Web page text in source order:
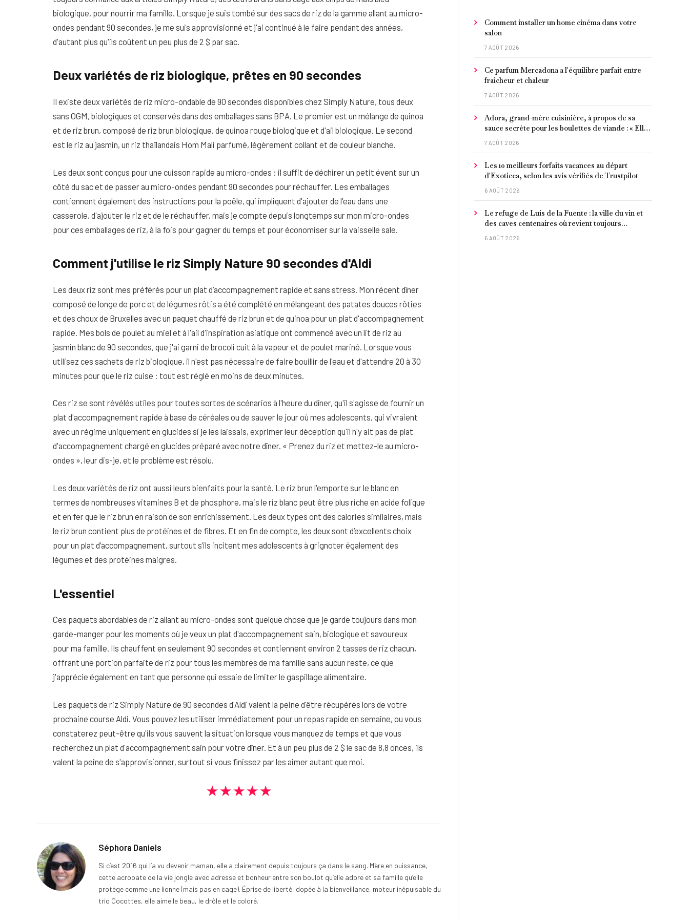
biologique, pour nourrir ma famille. Lorsque je suis tombé sur des sacs de riz de la gamme allant au micro-
ondes pendant 90 secondes, je me suis approvisionné et j'ai continué à le faire pendant des années,
d'autant plus qu'ils coûtent un peu plus de 2 $ par sac.
Deux variétés de riz biologique, prêtes en 90 secondes
Il existe deux variétés de riz micro-ondable de 90 secondes disponibles chez Simply Nature, tous deux
sans OGM, biologiques et conservés dans des emballages sans BPA. Le premier est un mélange de quinoa
et de riz brun, composé de riz brun biologique, de quinoa rouge biologique et d'ail biologique. Le second
est le riz au jasmin, un riz thaïlandais Hom Mali parfumé, légèrement collant et de couleur blanche.
Les deux sont conçus pour une cuisson rapide au micro-ondes : il suffit de déchirer un petit évent sur un
côté du sac et de passer au micro-ondes pendant 90 secondes pour réchauffer. Les emballages
contiennent également des instructions pour la poêle, qui impliquent d'ajouter de l'eau dans une
casserole, d'ajouter le riz et de le réchauffer, mais je compte depuis longtemps sur mon micro-ondes
pour ces emballages de riz, à la fois pour gagner du temps et pour économiser sur la vaisselle sale.
Comment j'utilise le riz Simply Nature 90 secondes d'Aldi
Les deux riz sont mes préférés pour un plat d’accompagnement rapide et sans stress. Mon récent dîner
composé de longe de porc et de légumes rôtis a été complété en mélangeant des patates douces rôties
et des choux de Bruxelles avec un paquet chauffé de riz brun et de quinoa pour un plat d'accompagnement
rapide. Mes bols de poulet au miel et à l'ail d'inspiration asiatique ont commencé avec un lit de riz au
jasmin blanc de 90 secondes, que j'ai garni de brocoli cuit à la vapeur et de poulet mariné. Lorsque vous
utilisez ces sachets de riz biologique, il n'est pas nécessaire de faire bouillir de l'eau et d'attendre 20 à 30
minutes pour que le riz cuise : tout est réglé en moins de deux minutes.
Ces riz se sont révélés utiles pour toutes sortes de scénarios à l'heure du dîner, qu'il s'agisse de fournir un
plat d'accompagnement rapide à base de céréales ou de sauver le jour où mes adolescents, qui vivraient
avec un régime uniquement en glucides si je les laissais, exprimer leur déception qu'il n'y ait pas de plat
d'accompagnement chargé en glucides préparé avec notre dîner. « Prenez du riz et mettez-le au micro-
ondes », leur dis-je, et le problème est résolu.
Les deux variétés de riz ont aussi leurs bienfaits pour la santé. Le riz brun l'emporte sur le blanc en
termes de nombreuses vitamines B et de phosphore, mais le riz blanc peut être plus riche en acide folique
et en fer que le riz brun en raison de son enrichissement. Les deux types ont des calories similaires, mais
le riz brun contient plus de protéines et de fibres. Et en fin de compte, les deux sont d’excellents choix
pour un plat d’accompagnement, surtout s’ils incitent mes adolescents à grignoter également des
légumes et des protéines maigres.
L'essentiel
Ces paquets abordables de riz allant au micro-ondes sont quelque chose que je garde toujours dans mon
garde-manger pour les moments où je veux un plat d'accompagnement sain, biologique et savoureux
pour ma famille. Ils chauffent en seulement 90 secondes et contiennent environ 2 tasses de riz chacun,
offrant une portion parfaite de riz pour tous les membres de ma famille sans aucun reste, ce que
j'apprécie également en tant que personne qui essaie de limiter le gaspillage alimentaire.
Les paquets de riz Simply Nature de 90 secondes d'Aldi valent la peine d'être récupérés lors de votre
prochaine course Aldi. Vous pouvez les utiliser immédiatement pour un repas rapide en semaine, ou vous
constaterez peut-être qu'ils vous sauvent la situation lorsque vous manquez de temps et que vous
recherchez un plat d'accompagnement sain pour votre dîner. Et à un peu plus de 2 $ le sac de 8,8 onces, ils
valent la peine de s'approvisionner, surtout si vous finissez par les aimer autant que moi.
★★★★★
Séphora Daniels
Si c’est 2016 qui l’a vu devenir maman, elle a clairement depuis toujours ça dans le sang. Mère en puissance,
cette acrobate de la vie jongle avec adresse et bonheur entre son boulot qu’elle adore et sa famille qu’elle
protège comme une lionne (mais pas en cage). Éprise de liberté, dopée à la bienveillance, moteur inépuisable du
trio Cocottes, elle aime le beau, le drôle et le coloré.
Comment installer un home cinéma dans votre
salon
7 AOÛT 2026
Ce parfum Mercadona a l'équilibre parfait entre
fraîcheur et chaleur
7 AOÛT 2026
Adora, grand-mère cuisinière, à propos de sa
sauce secrète pour les boulettes de viande : « Elle
contient un peu de curcuma, du poivre, une
7 AOÛT 2026
Les 10 meilleurs forfaits vacances au départ
d'Exoticca, selon les avis vérifiés de Trustpilot
6 AOÛT 2026
Le refuge de Luis de la Fuente : la ville du vin et
des caves centenaires où revient toujours
l'entraîneur espagnol
6 AOÛT 2026